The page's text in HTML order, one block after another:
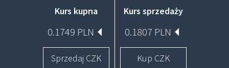
Kurs kupna Kurs sprzedaży
0.1749 PLN 0.1807 PLN
Sprzedaj CZK Kup CZK